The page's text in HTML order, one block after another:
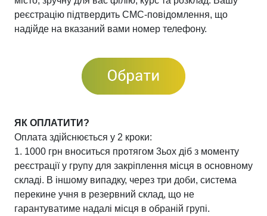
реєстрацію підтвердить СМС-повідомлення, що
надійде на вказаний вами номер телефону.
ЯК ОПЛАТИТИ?
Оплата здійснюється у 2 кроки:
1. 1000 грн вноситься протягом 3ьох діб з моменту
реєстрації у групу для закріплення місця в основному
складі. В іншому випадку, через три доби, система
перекине учня в резервний склад, що не
гарантуватиме надалі місця в обраній групі.